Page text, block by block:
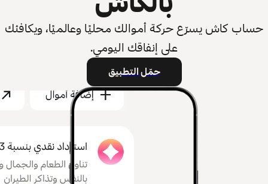
حساب كاش يسرّع حركة أموالك محليًا وعالميًا، ويكافئك
على إنفاقك اليومي.
حمّل التطبيق